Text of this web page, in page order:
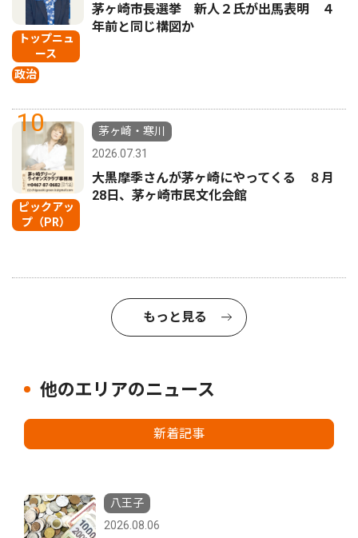
トップニュ
ース
政治
茅ヶ崎市長選挙 新人２氏が出馬表明 ４
年前と同じ構図か
10
ピックアッ
プ（PR）
茅ヶ崎・寒川
2026.07.31
大黒摩季さんが茅ヶ崎にやってくる ８月
28日、茅ヶ崎市民文化会館
もっと見る
他のエリアのニュース
新着記事
八王子
2026.08.06